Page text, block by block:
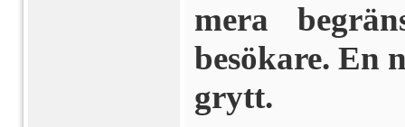
mera
besökare. En
grytt.